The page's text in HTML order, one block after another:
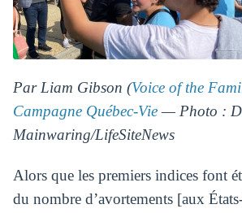
Par Liam Gibson (Voice of the
Campagne Québec-Vie— Photo :
Mainwaring/LifeSiteNews
Alors que les premiers indices font
du nombre d’avortements [aux